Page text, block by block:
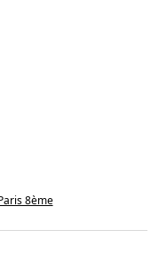
8ème